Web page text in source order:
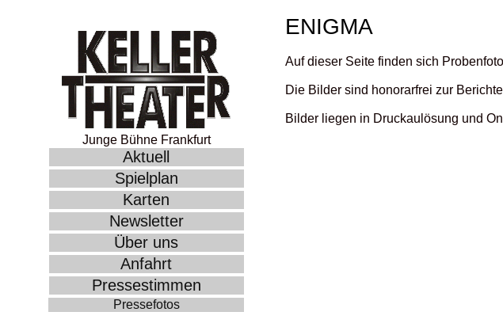
Junge Bühne Frankfurt
Aktuell
Spielplan
Karten
Newsletter
Über uns
Anfahrt
Pressestimmen
Pressefotos
ENIGMA
Auf dieser Seite finden sich
Die Bilder sind honorarfrei zur
Bilder liegen in Druckaulösung und